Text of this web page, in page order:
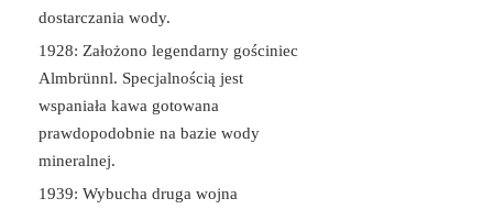
dostarczania wody.
1928: Założono legendarny gościniec
Almbrünnl. Specjalnością jest
wspaniała kawa gotowana
prawdopodobnie na bazie wody
mineralnej.
1939: Wybucha druga wojna